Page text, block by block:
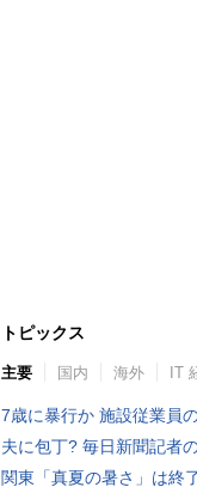
トピックス
主要 国内 海外 IT
7歳に暴行か 施設従業員
夫に包丁? 毎日新聞記者
関東「真夏の暑さ」は終